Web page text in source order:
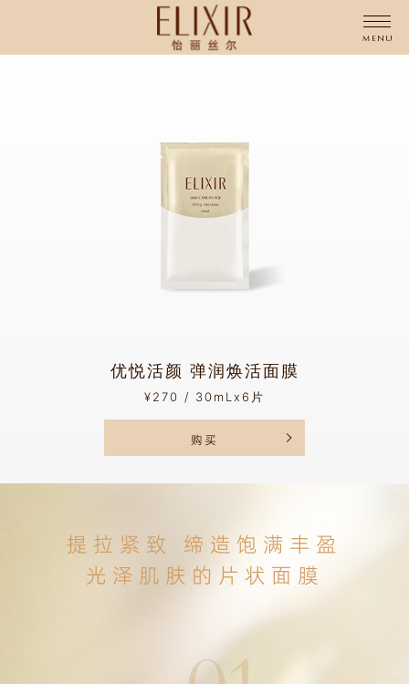
MENU
优悦活颜 弹润焕活面膜
¥270 / 30mLx6片
购买
提拉紧致 缔造饱满丰盈
光泽肌肤的片状面膜